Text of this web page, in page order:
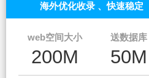
海外优化收录 、快速稳定
web空间大小
200M
送数据库
50M